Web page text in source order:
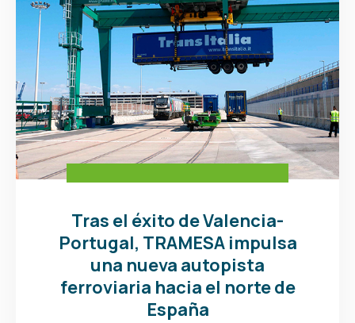
Tras el éxito de Valencia-
Portugal, TRAMESA impulsa
una nueva autopista
ferroviaria hacia el norte de
España